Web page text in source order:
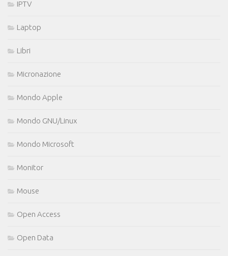
IPTV
Laptop
Libri
Micronazione
Mondo Apple
Mondo GNU/Linux
Mondo Microsoft
Monitor
Mouse
Open Access
Open Data